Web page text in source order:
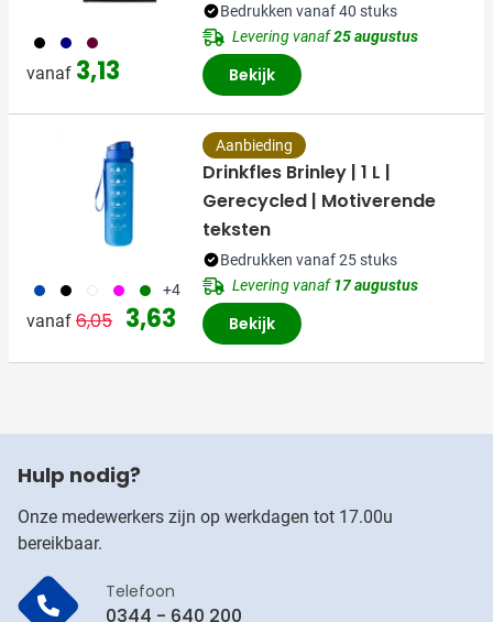
001 536 010
vanaf 3,13
Bedrukken vanaf 40 stuks
Levering vanaf25 augustus
Bekijk
023 001 970 046 004 +4
vanaf Normale prijs
6,05 Speciale prijs
3,63
Aanbieding
Drinkfles Brinley | 1 L |
Gerecycled | Motiverende
teksten
Bedrukken vanaf 25 stuks
Levering vanaf17 augustus
Bekijk
Hulp nodig?
Onze medewerkers zijn op werkdagen tot 17.00u
bereikbaar.
Telefoon
0344 - 640 200